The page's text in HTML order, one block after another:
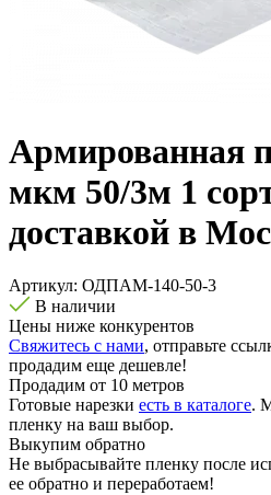
Армированная
мкм 50/3м 1
доставкой в
Артикул: ОДПАМ-140-50-3
В наличии
Цены ниже конкурентов
Свяжитесь с нами, отправьте
продадим еще дешевле!
Продадим от 10 метров
Готовые нарезки есть в каталоге.
пленку на ваш выбор.
Выкупим обратно
Не выбрасывайте пленку после
ее обратно и переработаем!